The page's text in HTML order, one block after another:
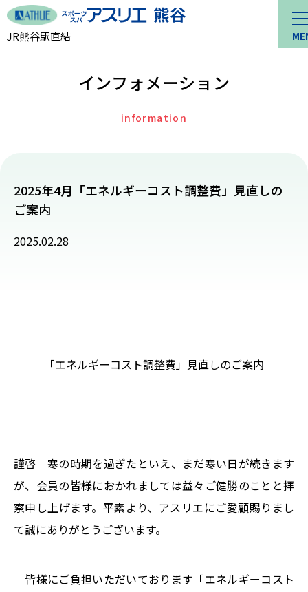
JR熊谷駅直結
インフォメーション
information
2025年4月「エネルギーコスト調整費」見直しの
ご案内
2025.02.28
「エネルギーコスト調整費」見直しのご案内
謹啓 寒の時期を過ぎたといえ、まだ寒い日が続きます
が、会員の皆様におかれましては益々ご健勝のことと拝
察申し上げます。平素より、アスリエにご愛顧賜りまし
て誠にありがとうございます。
皆様にご負担いただいております「エネルギーコスト